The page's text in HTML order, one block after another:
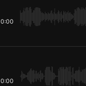
0:00
0:00